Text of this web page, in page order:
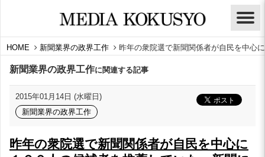
HOME 新聞業界の政界工作 昨年の衆院選で新聞関係者が自民を中心
新聞業界の政界工作に関連する記事
2015年01月14日 (水曜日)
新聞業界の政界工作
昨年の衆院選で新聞関係者が自民を中心に